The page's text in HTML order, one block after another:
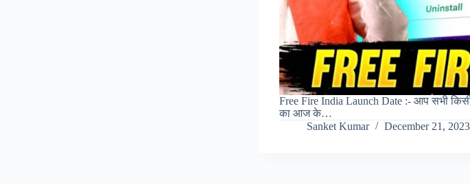
Free Fire India Launch Date :- आप सभी
का आज के…
Sanket Kumar
December 21, 2023